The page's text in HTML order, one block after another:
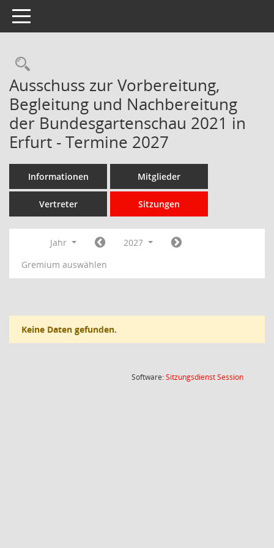
Toggle navigation
Rechercheauswahl
Ausschuss zur Vorbereitung,
Begleitung und Nachbereitung
der Bundesgartenschau 2021 in
Erfurt - Termine 2027
Informationen Mitglieder
Vertreter Sitzungen
Jahr
2027
Gremium auswählen
Keine Daten gefunden.
Software:SitzungsdienstSession(Wird in